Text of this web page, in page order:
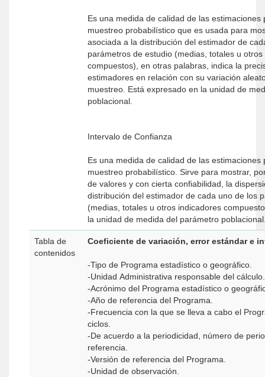
Es una medida de calidad de las estimaciones
muestreo probabilístico que es usada para
asociada a la distribución del estimador de
parámetros de estudio (medias, totales u
compuestos), en otras palabras, indica la
estimadores en relación con su variación
muestreo. Está expresado en la unidad de
poblacional.
Intervalo de Confianza
Es una medida de calidad de las estimaciones
muestreo probabilístico. Sirve para mostrar,
de valores y con cierta confiabilidad, la
distribución del estimador de cada uno de los
(medias, totales u otros indicadores
la unidad de medida del parámetro
Tabla de
contenidos
Coeficiente de variación, error estándar e
-Tipo de Programa estadístico o geográfico.
-Unidad Administrativa responsable del cálculo.
-Acrónimo del Programa estadístico o
-Año de referencia del Programa.
-Frecuencia con la que se lleva a cabo el
ciclos.
-De acuerdo a la periodicidad, número de
referencia.
-Versión de referencia del Programa.
-Unidad de observación.